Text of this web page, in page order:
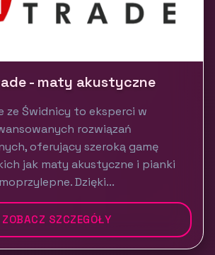
- maty akustyczne
ze Świdnicy to eksperci w
rozwiązań
oferujący szeroką gamę
jak maty akustyczne i pianki
Dzięki...
ZOBACZ SZCZEGÓŁY